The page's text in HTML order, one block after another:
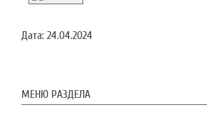
Дата: 24.04.2024
МЕНЮ РАЗДЕЛА